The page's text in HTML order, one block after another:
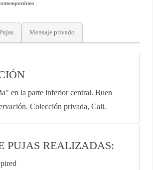
Mensaje privado
en la parte inferior central. Buen
Colección privada, Cali.
PUJAS REALIZADAS: